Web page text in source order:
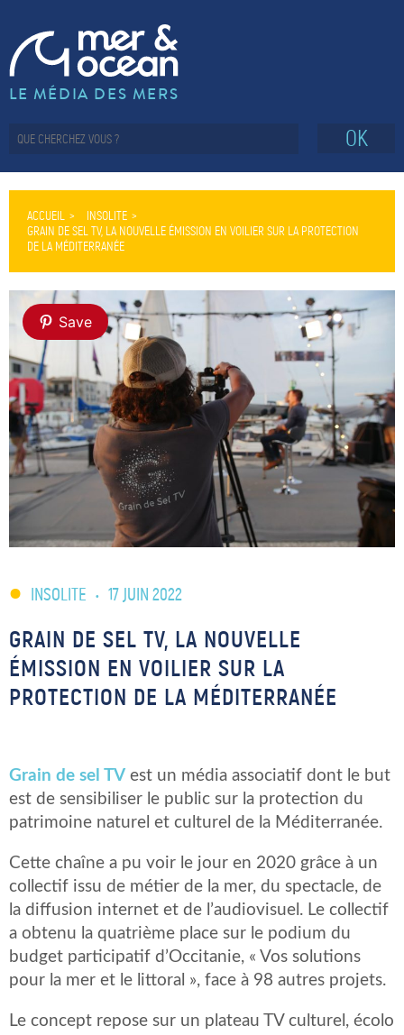
LE MÉDIA DES MERS
OK
ACCUEIL
INSOLITE
GRAIN DE SEL TV, LA NOUVELLE ÉMISSION EN VOILIER SUR LA PROTECTION
DE LA MÉDITERRANÉE
Save
INSOLITE • 17 JUIN 2022
GRAIN DE SEL TV, LA NOUVELLE
ÉMISSION EN VOILIER SUR LA
PROTECTION DE LA MÉDITERRANÉE
Grain de sel TV est un média associatif dont le but
est de sensibiliser le public sur la protection du
patrimoine naturel et culturel de la Méditerranée.
Cette chaîne a pu voir le jour en 2020 grâce à un
collectif issu de métier de la mer, du spectacle, de
la diffusion internet et de l’audiovisuel. Le collectif
a obtenu la quatrième place sur le podium du
budget participatif d’Occitanie, « Vos solutions
pour la mer et le littoral », face à 98 autres projets.
Le concept repose sur un plateau TV culturel, écolo